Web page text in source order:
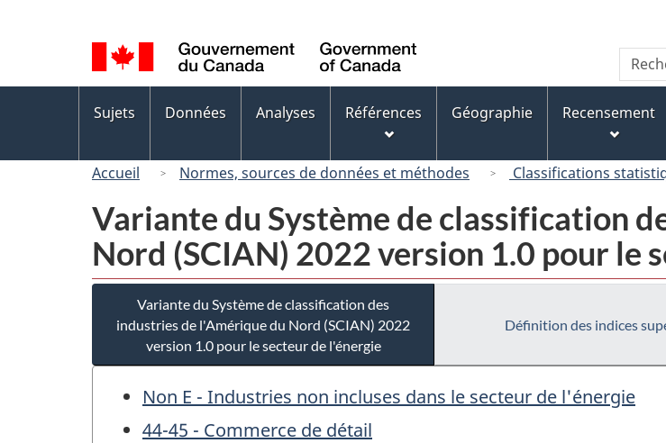
au
« À
propos
de
ce
version
HTML
de
la
langue
Canada
dans
Canada
des
Sujets Données Analyses Références Géographie Recensement
Accueil Normes, sources de données et méthodes Classifications
Variante du Système de classification
Nord (SCIAN) 2022 version 1.0 pour le
Variante du Système de classification des
industries de l'Amérique du Nord (SCIAN) 2022
version 1.0 pour le secteur de l'énergie
Définition des indices
Non E - Industries non incluses dans le secteur de l'énergie
44-45 - Commerce de détail